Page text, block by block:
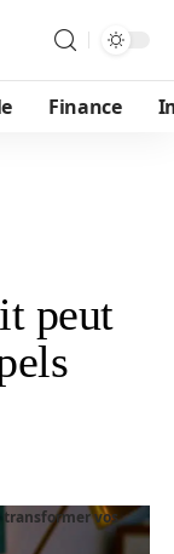
Finance
peut
vos